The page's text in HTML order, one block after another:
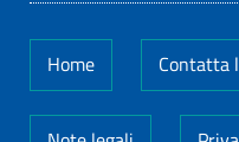
Home Contatta